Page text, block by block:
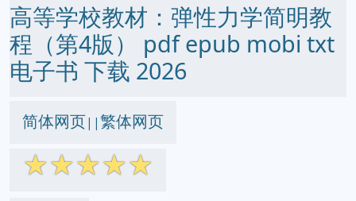
高等学校教材：弹性力学简明教
程（第4版） pdf epub mobi txt
电子书 下载 2026
简体网页||繁体网页
☆☆☆☆☆